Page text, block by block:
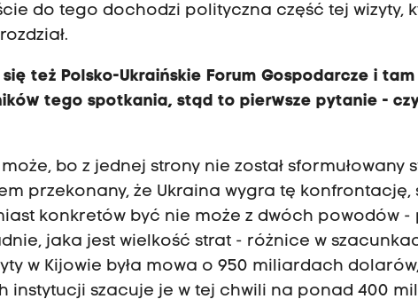
do tego dochodzi polityczna część tej wizyty,
też Polsko-Ukraińskie Forum Gospodarcze i
tego spotkania, stąd to pierwsze pytanie -
bo z jednej strony nie został sformułowany
przekonany, że Ukraina wygra tę konfrontację,
konkretów być nie może z dwóch powodów -
jaka jest wielkość strat - różnice w
w Kijowie była mowa o 950 miliardach
instytucji szacuje je w tej chwili na ponad 400